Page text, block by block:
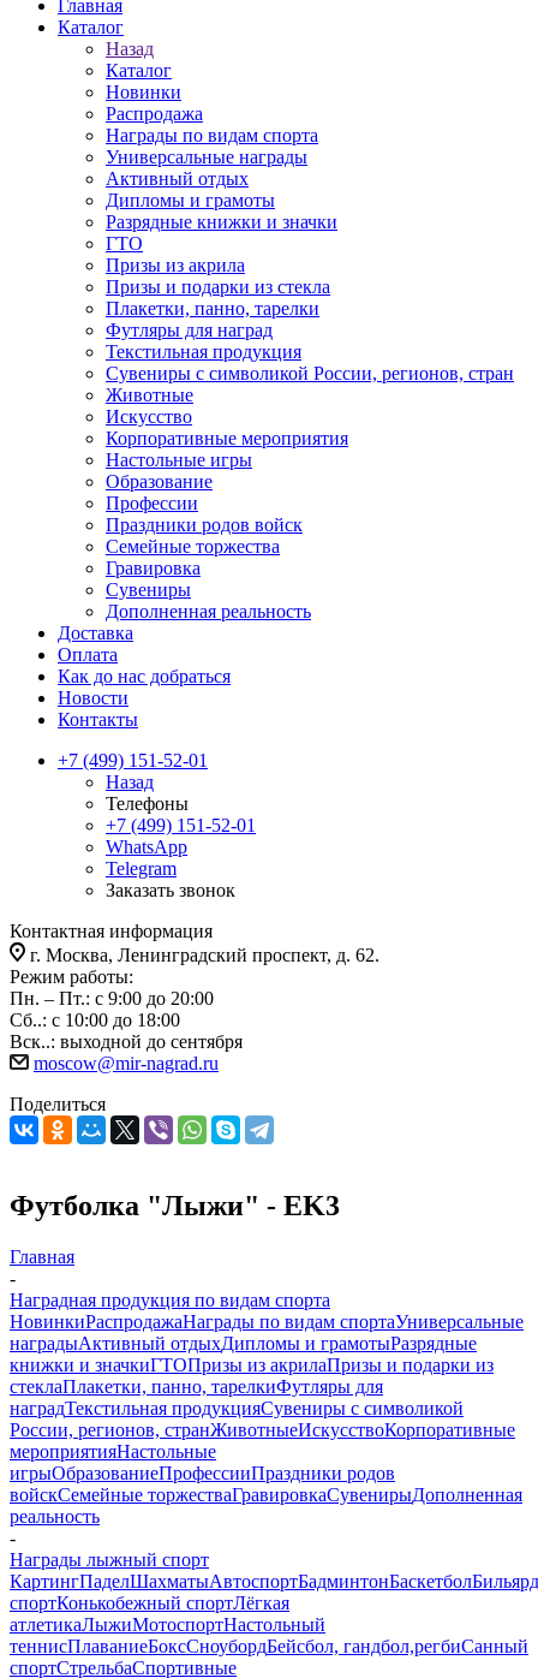
Главная
Каталог
Назад
Каталог
Новинки
Распродажа
Награды по видам спорта
Универсальные награды
Активный отдых
Дипломы и грамоты
Разрядные книжки и значки
ГТО
Призы из акрила
Призы и подарки из стекла
Плакетки, панно, тарелки
Футляры для наград
Текстильная продукция
Сувениры с символикой России, регионов, стран
Животные
Искусство
Корпоративные мероприятия
Настольные игры
Образование
Профессии
Праздники родов войск
Семейные торжества
Гравировка
Сувениры
Дополненная реальность
Доставка
Оплата
Как до нас добраться
Новости
Контакты
+7 (499) 151-52-01
Назад
Телефоны
+7 (499) 151-52-01
WhatsApp
Telegram
Заказать звонок
Контактная информация
г. Москва, Ленинградский проспект, д. 62.
Режим работы:
Пн. – Пт.: с 9:00 до 20:00
Сб..: с 10:00 до 18:00
Вск..: выходной до сентября
moscow@mir-nagrad.ru
Поделиться
Футболка "Лыжи" - EK3
Главная
-
Наградная продукция по видам спорта
НовинкиРаспродажаНаграды по видам спортаУниверсальные
наградыАктивный отдыхДипломы и грамотыРазрядные
книжки и значкиГТОПризы из акрилаПризы и подарки из
стеклаПлакетки, панно, тарелкиФутляры для
наградТекстильная продукцияСувениры с символикой
России, регионов, странЖивотныеИскусствоКорпоративные
мероприятияНастольные
игрыОбразованиеПрофессииПраздники родов
войскСемейные торжестваГравировкаСувенирыДополненная
реальность
-
Награды лыжный спорт
КартингПаделШахматыАвтоспортБадминтонБаскетболБильярд
спортКонькобежный спортЛёгкая
атлетикаЛыжиМотоспортНастольный
теннисПлаваниеБоксСноубордБейсбол, гандбол,регбиСанный
спортСтрельбаСпортивные